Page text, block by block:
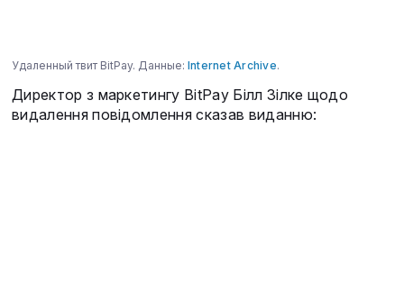
Удаленный твит BitPay. Данные: Internet Archive.
Директор з маркетингу BitPay Білл Зілке щодо
видалення повідомлення сказав виданню: